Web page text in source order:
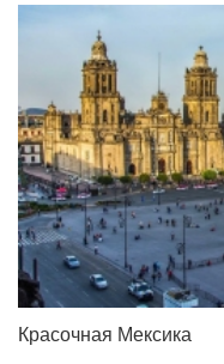
Красочная Мексика